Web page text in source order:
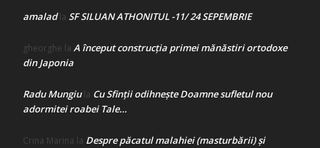
amaladla SF SILUAN ATHONITUL -11/ 24 SEPEMBRIE
gheorghe la A început construcţia primei mănăstiri ortodoxe
din Japonia
Radu Mungiula Cu Sfinții odihnește Doamne sufletul nou
adormitei roabei Tale…
Crina Marina la Despre păcatul malahiei (masturbării) şi